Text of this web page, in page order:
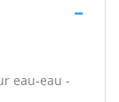
eau-eau -